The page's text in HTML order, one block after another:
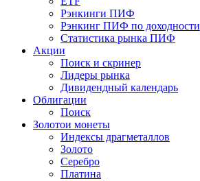
Рэнкинги ПИФ
Рэнкинг ПИФ по доходности
Статистика рынка ПИФ
Акции
Поиск и скринер
Лидеры рынка
Дивидендный календарь
Облигации
Поиск
Золотои монеты
Индексы драгметаллов
Золото
Серебро
Платина